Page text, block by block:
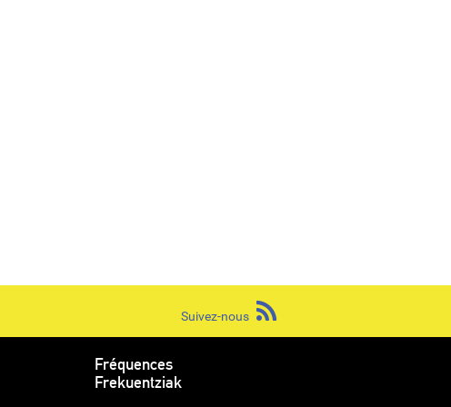
Suivez-nous
Fréquences
Frekuentziak